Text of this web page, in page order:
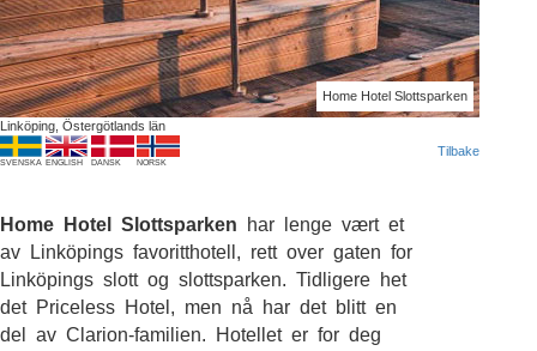
Home Hotel Slottsparken
Linköping, Östergötlands län
SVENSKA ENGLISH DANSK NORSK
Tilbake
Home Hotel Slottsparken har lenge vært et
av Linköpings favoritthotell, rett over gaten for
Linköpings slott og slottsparken. Tidligere het
det Priceless Hotel, men nå har det blitt en
del av Clarion-familien. Hotellet er for deg